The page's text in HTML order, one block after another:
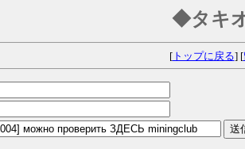
◆タキ
[トップに戻る] [